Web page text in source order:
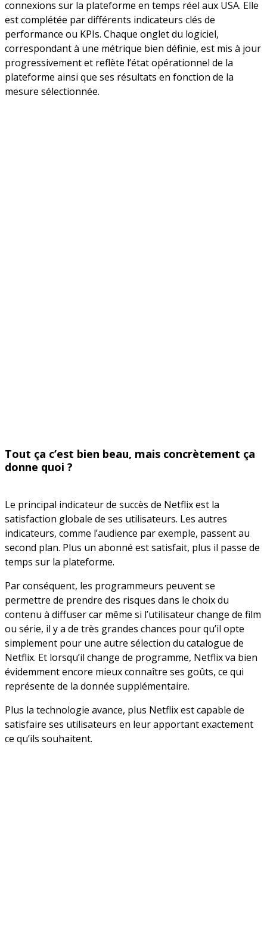
connexions sur la plateforme en temps réel aux USA. Elle
est complétée par différents indicateurs clés de
performance ou KPIs. Chaque onglet du logiciel,
correspondant à une métrique bien définie, est mis à jour
progressivement et reflète l’état opérationnel de la
plateforme ainsi que ses résultats en fonction de la
mesure sélectionnée.
Tout ça c’est bien beau, mais concrètement ça
donne quoi ?
Le principal indicateur de succès de Netflix est la
satisfaction globale de ses utilisateurs. Les autres
indicateurs, comme l’audience par exemple, passent au
second plan. Plus un abonné est satisfait, plus il passe de
temps sur la plateforme.
Par conséquent, les programmeurs peuvent se
permettre de prendre des risques dans le choix du
contenu à diffuser car même si l’utilisateur change de film
ou série, il y a de très grandes chances pour qu’il opte
simplement pour une autre sélection du catalogue de
Netflix. Et lorsqu’il change de programme, Netflix va bien
évidemment encore mieux connaître ses goûts, ce qui
représente de la donnée supplémentaire.
Plus la technologie avance, plus Netflix est capable de
satisfaire ses utilisateurs en leur apportant exactement
ce qu’ils souhaitent.